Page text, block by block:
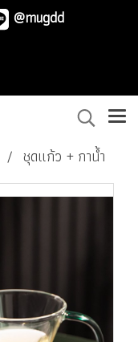
@mugdd
ชุดแก้ว + กาน้ำ